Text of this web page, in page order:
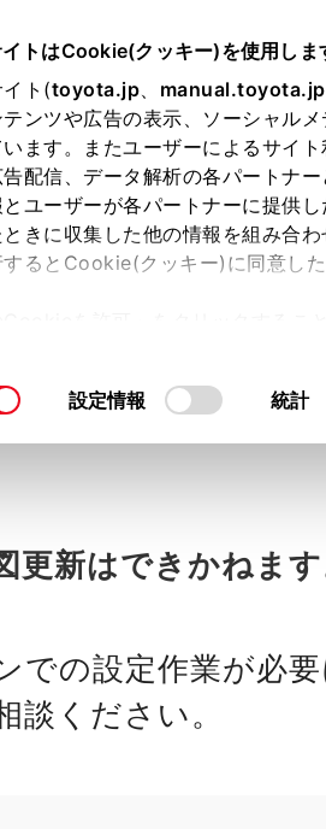
トはCookie(クッキー)を使用しま
ト(toyota.jp、 manual.toyota.jp
ンツや広告の表示、ソーシャル
ます。またユーザーによるサイ
配信、データ解析の各パートナ
ユーザーが各パートナーに提供
ときに収集した他の情報を組み合
るとCookie(クッキー)に同意した
ださい。設定情報 統計
クス
更新はできかねます
での設定作業が必
談ください。